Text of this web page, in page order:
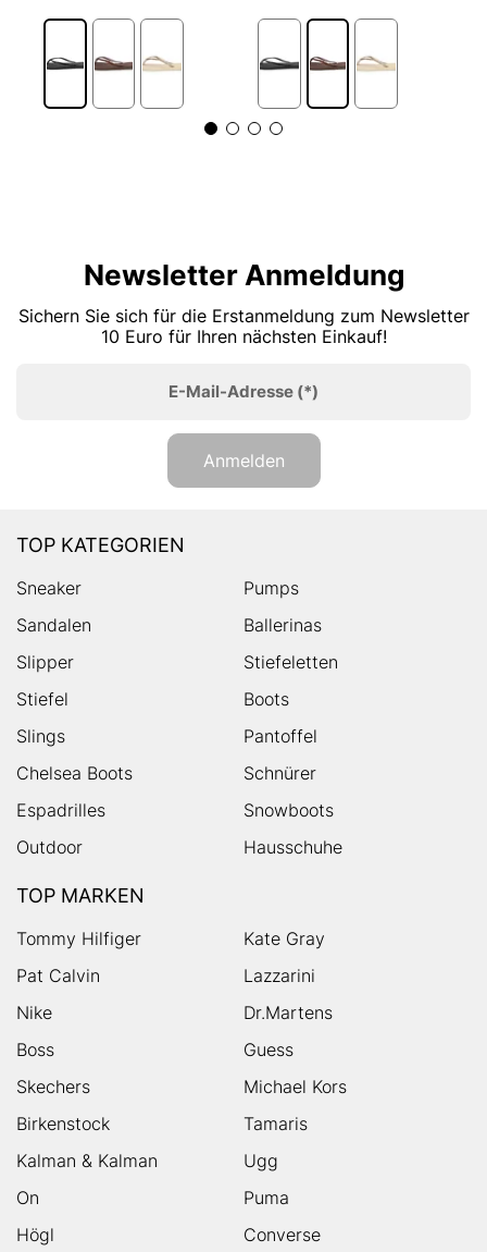
Newsletter Anmeldung
Sichern Sie sich für die Erstanmeldung zum Newsletter
10 Euro für Ihren nächsten Einkauf!
E-Mail-Adresse (*)
Anmelden
TOP KATEGORIEN
Sneaker
Pumps
Sandalen
Ballerinas
Slipper
Stiefeletten
Stiefel
Boots
Slings
Pantoffel
Chelsea Boots
Schnürer
Espadrilles
Snowboots
Outdoor
Hausschuhe
TOP MARKEN
Tommy Hilfiger
Kate Gray
Pat Calvin
Lazzarini
Nike
Dr.Martens
Boss
Guess
Skechers
Michael Kors
Birkenstock
Tamaris
Kalman & Kalman
Ugg
On
Puma
Högl
Converse